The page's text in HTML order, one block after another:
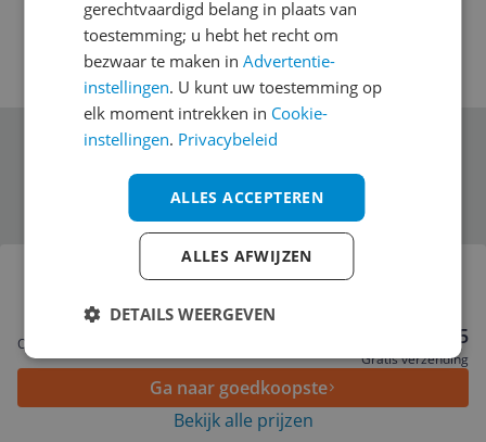
Eva Solo Gin Glas - Glashelder - Unisex
Onbekend € 29,95
Gratis verzending
Ga naar goedkoopste
Bekijk alle prijzen
Schrijf je in voor onze nieuwsbrief
Service
gerechtvaardigd belang in plaats van
toestemming; u hebt het recht om
bezwaar te maken inAdvertentie-
instellingen. U kunt uw toestemming op
elk moment intrekken in Cookie-
instellingen. Privacybeleid
ALLES ACCEPTEREN
ALLES AFWIJZEN
DETAILS WEERGEVEN